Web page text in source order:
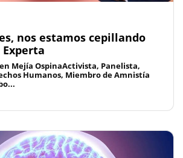
nos estamos cepillando
Mejía OspinaActivista, Panelista,
Humanos, Miembro de Amnistía